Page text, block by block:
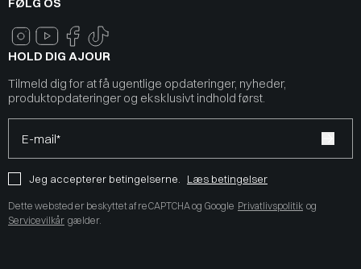
HOLD DIG AJOUR
Tilmeld dig for at få ugentlige opdateringer, nyheder,
produktopdateringer og eksklusivt indhold først.
E-mail*
Jeg accepterer betingelserne. Læs betingelser
Dette websted er beskyttet af reCAPTCHA og Google Privatlivspolitik og
Servicevilkår gælder.